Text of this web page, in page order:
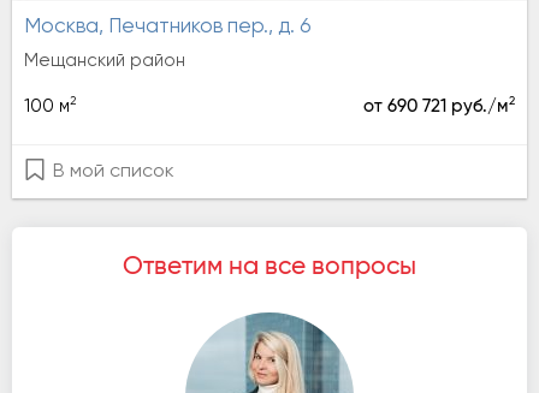
Москва, Печатников пер., д. 6
Мещанский район
100 м2 от 690 721 руб./м2
В мой список
Ответим на все вопросы